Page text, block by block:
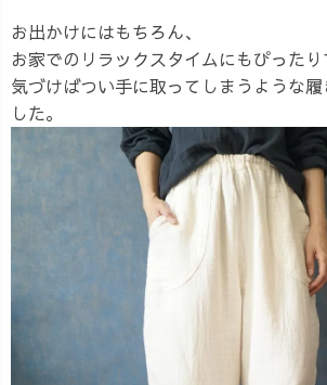
お出かけにはもちろん、
お家でのリラックスタイムにもぴったり
気づけばつい手に取ってしまうような
した。